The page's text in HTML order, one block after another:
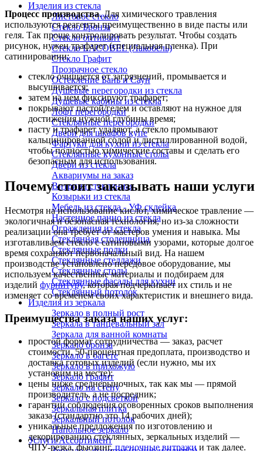
Изделия из стекла
Листовое стекло
Стекло Бронза
Стекло оптивайт
Стекло LACOBEL (Лакобель)
Стекло Графит
Прозрачное стекло
Остекление Бань и Саун
Душевые перегородки из стекла
Душевые кабины из стекла
Лофт перегородки
Стеклянные перегородки
Двери для шкафов купе
Фартуки для кухни из стекла
Стеклянные кухонные столы
Двери из стекла
Аквариумы на заказ
Витрина стеклянная
Козырьки из стекла
Мебель из стекла - УФ склейка
Настенное панно из стекла
Ограждения из стекла
Стеклянная столешница
Стеклянные полки
Стеклянные стеллажи
Стеклянные столы
Стеклянные фасады для кухни
Стеклянный потолок
Изделия из зеркала
Зеркало в полный рост
Зеркала в танцевальный зал
Зеркала для ванной комнаты
Зеркало бронза
Зеркало в багете
Зеркало в прихожую
Зеркало графит
Зеркало на стену
Зеркало с подсветкой
Зеркальная плитка
Зеркальный потолок
Напольное зеркало
Услуги/Ассортимент
Процесс производства. Для химического травления
используются реагенты преимущественно в виде пасты или
геля. Так проще контролировать результат. Чтобы создать
рисунок, нужен трафарет (специальная пленка). При
сатинировании:
стекло очищается от загрязнений, промывается и
высушивается;
затем на нем фиксируют трафарет;
покрывают пастой/гелем и оставляют на нужное для
достижения нужной глубины время;
пасту и трафарет удаляют, а стекло промывают
кальцинированной содой и дистиллированной водой,
чтобы полностью химические составы и сделать его
безопасным для использования.
Почему стоит заказывать наши услуги
Несмотря на использование кислот, химическое травление —
экологичная и безопасная технология, но из-за сложности
реализации она требует от мастеров умения и навыка. Мы
изготавливаем стекло с сатиновыми узорами, которые долгое
время сохраняют первоначальный вид. На нашем
производстве установлено передовое оборудование, мы
используем качественные материалы и подбираем для
изделий фурнитуру, которая подчеркивает их стиль и не
изменяет со временем своих характеристик и внешнего вида.
Преимущества заказа наших услуг:
простой формат сотрудничества — заказ, расчет
стоимости, 50-процентная предоплата, производство и
доставка готовых изделий (если нужно, мы их
установим на месте);
цены ниже среднерыночных, так как мы — прямой
производитель, а не посредник;
гарантии соблюдения оговоренных сроков выполнения
заказа (стандартно это 14 рабочих дней);
уникальные предложения по изготовлению и
декорированию стеклянных, зеркальных изделий —
ЧПУ-резка, фьюзинг,пленочные витражи и так далее.